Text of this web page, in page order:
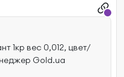
1кр вес 0,012, цвет/
Gold.ua